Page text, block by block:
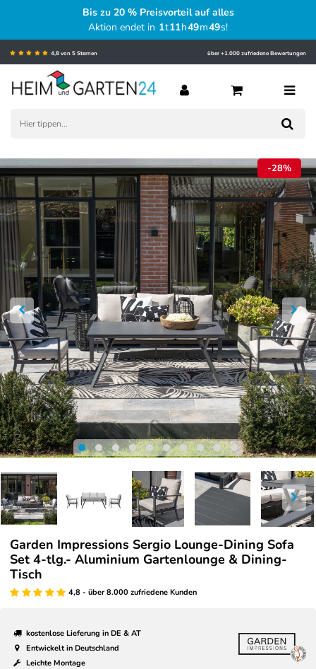
Bis zu 20 % Preisvorteil auf alles
Aktion endet in 1t11h49m48s!
4,8 von 5 Sternen über +1.000 zufriedene Bewertungen
-28%
Garden Impressions Sergio Lounge-Dining Sofa
Set 4-tlg.- Aluminium Gartenlounge & Dining-
Tisch
4,8 - über 8.000 zufriedene Kunden
kostenlose Lieferung in DE & AT
Entwickelt in Deutschland
Leichte Montage